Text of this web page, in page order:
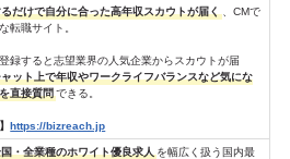
だけで自分に合った高年収スカウトが届く
、CMで
転職サイト。
録すると志望業界の人気企業からスカウトが届
ット上で年収やワークライフバランスなど気にな
直接質問 できる。
https://bizreach.jp
国・全業種のホワイト優良求人 を幅広く扱う国内最